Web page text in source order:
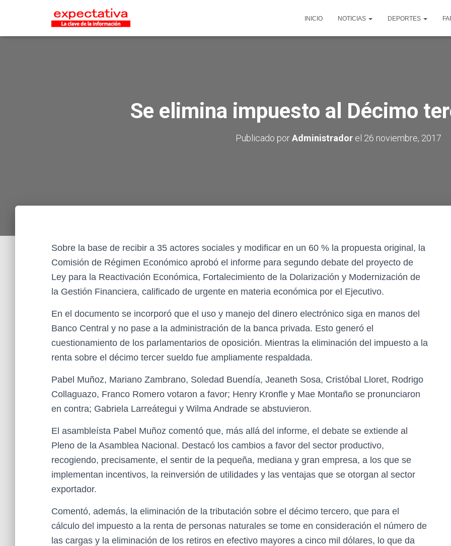
INICIO NOTICIAS DEPORTES
Se elimina impuesto al Décimo
Publicado porAdministradorel 26 noviembre, 2017
Sobre la base de recibir a 35 actores sociales y modificar en un 60 % la propuesta original, la
Comisión de Régimen Económico aprobó el informe para segundo debate del proyecto de
Ley para la Reactivación Económica, Fortalecimiento de la Dolarización y Modernización de
la Gestión Financiera, calificado de urgente en materia económica por el Ejecutivo.
En el documento se incorporó que el uso y manejo del dinero electrónico siga en manos del
Banco Central y no pase a la administración de la banca privada. Esto generó el
cuestionamiento de los parlamentarios de oposición. Mientras la eliminación del impuesto a la
renta sobre el décimo tercer sueldo fue ampliamente respaldada.
Pabel Muñoz, Mariano Zambrano, Soledad Buendía, Jeaneth Sosa, Cristóbal Lloret, Rodrigo
Collaguazo, Franco Romero votaron a favor; Henry Kronfle y Mae Montaño se pronunciaron
en contra; Gabriela Larreátegui y Wilma Andrade se abstuvieron.
El asambleísta Pabel Muñoz comentó que, más allá del informe, el debate se extiende al
Pleno de la Asamblea Nacional. Destacó los cambios a favor del sector productivo,
recogiendo, precisamente, el sentir de la pequeña, mediana y gran empresa, a los que se
implementan incentivos, la reinversión de utilidades y las ventajas que se otorgan al sector
exportador.
Comentó, además, la eliminación de la tributación sobre el décimo tercero, que para el
cálculo del impuesto a la renta de personas naturales se tome en consideración el número de
las cargas y la eliminación de los retiros en efectivo mayores a cinco mil dólares, lo que da